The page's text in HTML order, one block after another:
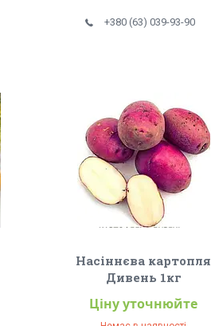
+380 (63) 039-93-90
Насіннєва картопля
Дивень 1кг
Ціну уточнюйте